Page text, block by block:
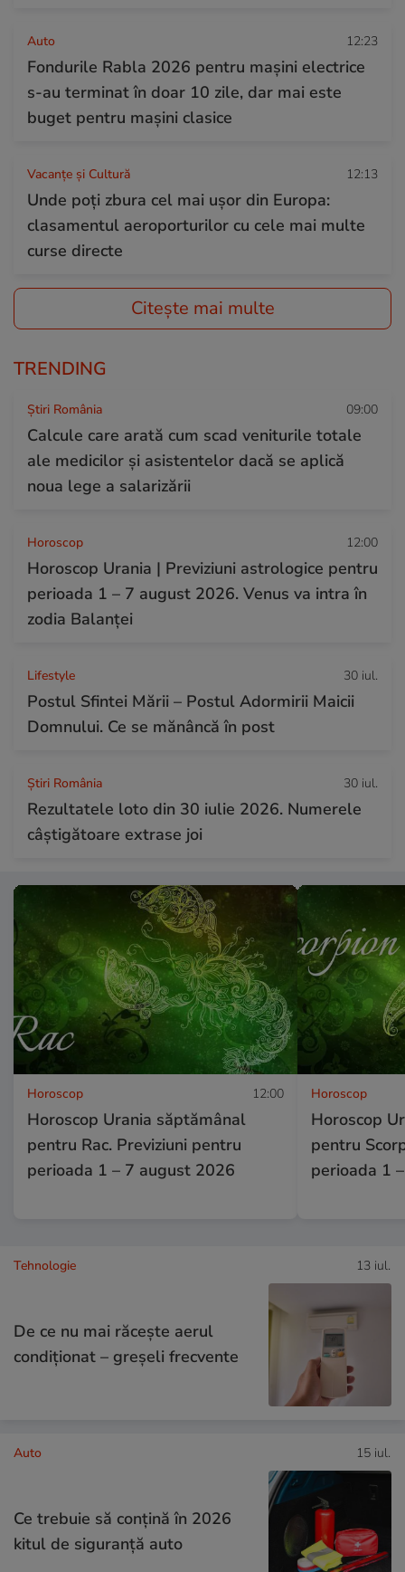
Auto 12:23
Fondurile Rabla 2026 pentru mașini electrice
s-au terminat în doar 10 zile, dar mai este
buget pentru mașini clasice
Vacanțe și Cultură 12:13
Unde poți zbura cel mai ușor din Europa:
clasamentul aeroporturilor cu cele mai multe
curse directe
Citește mai multe
TRENDING
Știri România 09:00
Calcule care arată cum scad veniturile totale
ale medicilor și asistentelor dacă se aplică
noua lege a salarizării
Horoscop 12:00
Horoscop Urania | Previziuni astrologice pentru
perioada 1 – 7 august 2026. Venus va intra în
zodia Balanței
Lifestyle 30 iul.
Postul Sfintei Mării – Postul Adormirii Maicii
Domnului. Ce se mănâncă în post
Știri România 30 iul.
Rezultatele loto din 30 iulie 2026. Numerele
câștigătoare extrase joi
Horoscop 12:00
Horoscop Urania săptămânal
pentru Rac. Previziuni pentru
perioada 1 – 7 august 2026
Horoscop
Horoscop
pentru
perioada 1
Tehnologie 13 iul.
De ce nu mai răcește aerul
condiționat – greșeli frecvente
Auto 15 iul.
Ce trebuie să conţină în 2026
kitul de siguranţă auto